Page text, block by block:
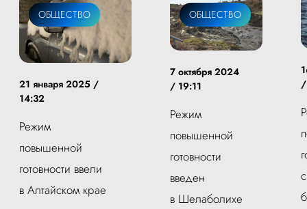
ОБЩЕСТВО
21 января 2025 /
14:32
Режим
повышенной
готовности ввели
в Алтайском крае
ОБЩЕСТВО
7 октября 2024
/ 19:11
Режим
повышенной
готовности
введен
в Шелаболихе
/